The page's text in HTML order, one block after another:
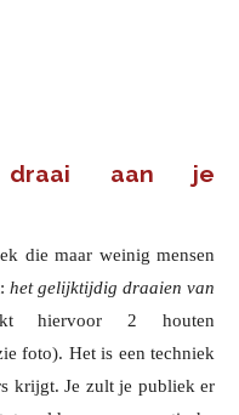
aan je
die maar weinig mensen
het gelijktijdig draaien van
hiervoor 2 houten
foto). Het is een techniek
krijgt. Je zult je publiek er